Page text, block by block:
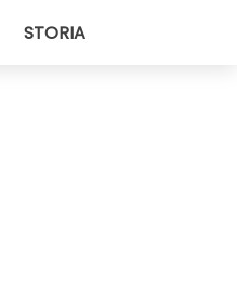
STORIA